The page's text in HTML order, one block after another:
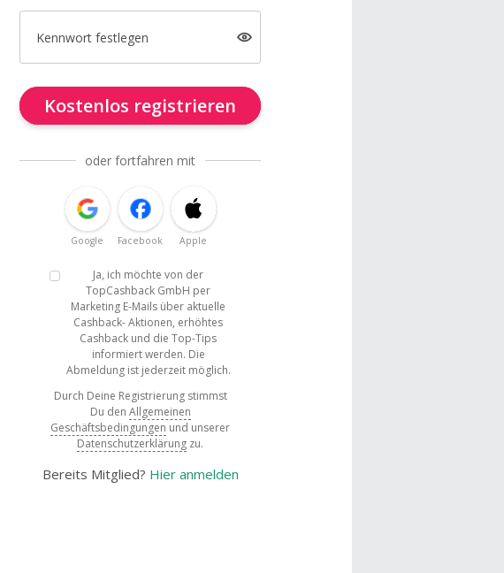
Kennwort festlegen
Kostenlos registrieren
oder fortfahren mit
Google Facebook Apple
Ja, ich möchte von der
TopCashback GmbH per
Marketing E-Mails über aktuelle
Cashback- Aktionen, erhöhtes
Cashback und die Top-Tips
informiert werden. Die
Abmeldung ist jederzeit möglich.
Durch Deine Registrierung stimmst
Du den Allgemeinen
Geschäftsbedingungen und unserer
Datenschutzerklärung zu.
Bereits Mitglied? Hier anmelden